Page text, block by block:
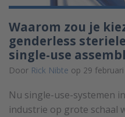
Waarom zou je
genderless
single-use
Door Rick Nibte op 29
Nu single-use-systemen
industrie op grote schaal